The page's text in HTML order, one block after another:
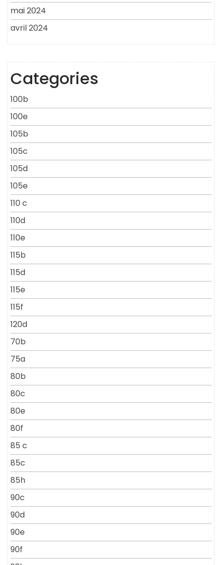
mai 2024
avril 2024
Categories
100b
100e
105b
105c
105d
105e
110 c
110d
110e
115b
115d
115e
115f
120d
70b
75a
80b
80c
80e
80f
85 c
85c
85h
90c
90d
90e
90f